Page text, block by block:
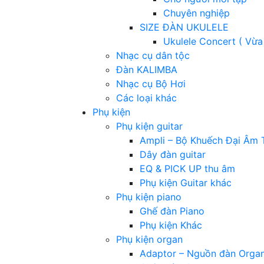
Chuyên nghiệp
SIZE ĐÀN UKULELE
Ukulele Concert ( Vừa
Nhạc cụ dân tộc
Đàn KALIMBA
Nhạc cụ Bộ Hơi
Các loại khác
Phụ kiện
Phụ kiện guitar
Ampli – Bộ Khuếch Đại Âm
Dây đàn guitar
EQ & PICK UP thu âm
Phụ kiện Guitar khác
Phụ kiện piano
Ghế đàn Piano
Phụ kiện Khác
Phụ kiện organ
Adaptor – Nguồn đàn